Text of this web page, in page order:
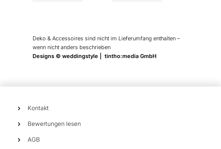
Deko & Accessoires sind nicht im Lieferumfang enthalten –
wenn nicht anders beschrieben
Designs © weddingstyle | tintho:media GmbH
Kontakt
Bewertungen lesen
AGB